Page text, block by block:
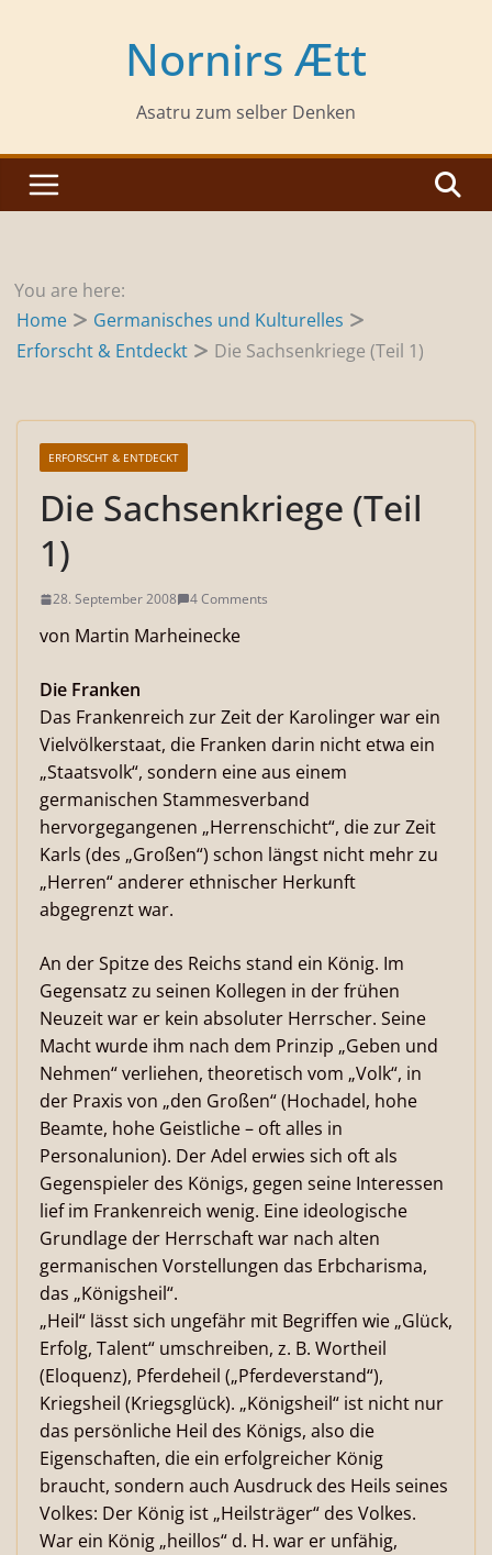
Nornirs Ætt
Asatru zum selber Denken
You are here:
Home
Germanisches und Kulturelles
Erforscht & Entdeckt
Die Sachsenkriege (Teil 1)
ERFORSCHT & ENTDECKT
Die Sachsenkriege (Teil
1)
28. September 2008 4 Comments
von Martin Marheinecke
Die Franken
Das Frankenreich zur Zeit der Karolinger war ein
Vielvölkerstaat, die Franken darin nicht etwa ein
„Staatsvolk“, sondern eine aus einem
germanischen Stammesverband
hervorgegangenen „Herrenschicht“, die zur Zeit
Karls (des „Großen“) schon längst nicht mehr zu
„Herren“ anderer ethnischer Herkunft
abgegrenzt war.
An der Spitze des Reichs stand ein König. Im
Gegensatz zu seinen Kollegen in der frühen
Neuzeit war er kein absoluter Herrscher. Seine
Macht wurde ihm nach dem Prinzip „Geben und
Nehmen“ verliehen, theoretisch vom „Volk“, in
der Praxis von „den Großen“ (Hochadel, hohe
Beamte, hohe Geistliche – oft alles in
Personalunion). Der Adel erwies sich oft als
Gegenspieler des Königs, gegen seine Interessen
lief im Frankenreich wenig. Eine ideologische
Grundlage der Herrschaft war nach alten
germanischen Vorstellungen das Erbcharisma,
das „Königsheil“.
„Heil“ lässt sich ungefähr mit Begriffen wie „Glück,
Erfolg, Talent“ umschreiben, z. B. Wortheil
(Eloquenz), Pferdeheil („Pferdeverstand“),
Kriegsheil (Kriegsglück). „Königsheil“ ist nicht nur
das persönliche Heil des Königs, also die
Eigenschaften, die ein erfolgreicher König
braucht, sondern auch Ausdruck des Heils seines
Volkes: Der König ist „Heilsträger“ des Volkes.
War ein König „heillos“ d. H. war er unfähig,